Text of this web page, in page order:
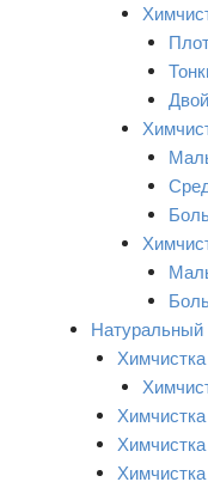
Натуральный